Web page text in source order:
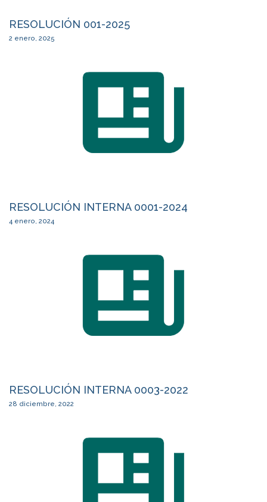
RESOLUCIÓN 001-2025
2 enero, 2025
RESOLUCIÓN INTERNA 0001-2024
4 enero, 2024
RESOLUCIÓN INTERNA 0003-2022
28 diciembre, 2022